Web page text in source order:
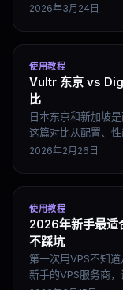
推荐的选择。这篇
2026年3月24日
使用教程
Vultr 东京 vs
比
日本东京和新加坡
这篇对比从配置、
机房的实际差异说清
2026年2月26日
使用教程
2026年新手最适
不踩坑
第一次用VPS不知
新手的VPS服务商